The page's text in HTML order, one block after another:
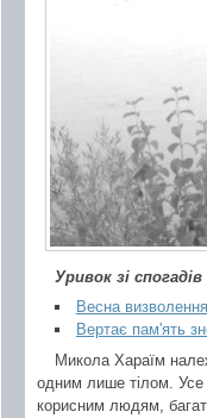
Уривок зі
Весна визволення
Вертає пам'ять
Микола Хараїм
одним лише тілом. Усе
корисним людям,